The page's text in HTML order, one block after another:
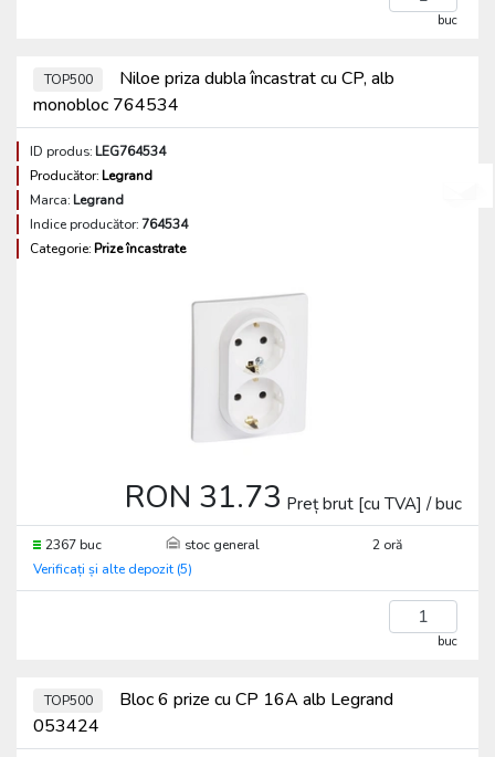
buc
TOP500
Niloe priza dubla încastrat cu CP, alb
monobloc 764534
ID produs:LEG764534
Producător:Legrand
Marca:Legrand
Indice producător:764534
Categorie:Prize încastrate
RON 31.73 Preț brut [cu TVA] / buc
2367 buc stoc general
2 oră
Verificați și alte depozit (5)
buc
TOP500
Bloc 6 prize cu CP 16A alb Legrand
053424